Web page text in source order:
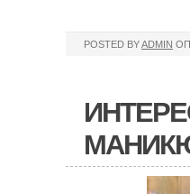
POSTED BYADMIN